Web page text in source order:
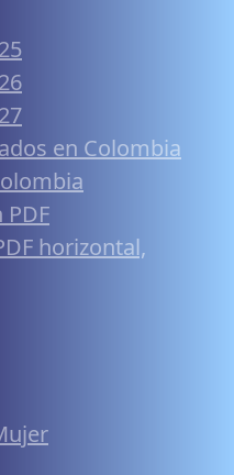
en Colombia
horizontal,